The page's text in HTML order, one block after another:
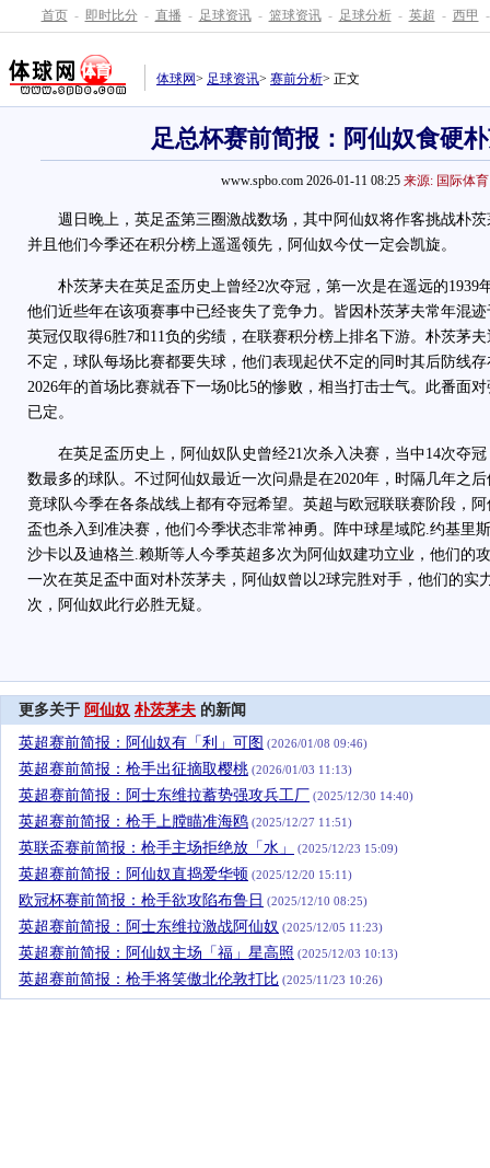
首页 - 即时比分 - 直播 - 足球资讯 - 篮球资讯 - 足球分析 - 英超 - 西甲 -
体球网> 足球资讯> 赛前分析> 正文
足总杯赛前简报：阿仙奴食硬
www.spbo.com 2026-01-11 08:25 来源: 国际体育
週日晚上，英足盃第三圈激战数场，其中阿仙奴将作客挑战朴茨
并且他们今季还在积分榜上遥遥领先，阿仙奴今仗一定会凯旋。
朴茨茅夫在英足盃历史上曾经2次夺冠，第一次是在遥远的1939
他们近些年在该项赛事中已经丧失了竞争力。皆因朴茨茅夫常年混
英冠仅取得6胜7和11负的劣绩，在联赛积分榜上排名下游。朴茨茅
不定，球队每场比赛都要失球，他们表现起伏不定的同时其后防线
2026年的首场比赛就吞下一场0比5的惨败，相当打击士气。此番面
已定。
在英足盃历史上，阿仙奴队史曾经21次杀入决赛，当中14次夺冠
数最多的球队。不过阿仙奴最近一次问鼎是在2020年，时隔几年之
竟球队今季在各条战线上都有夺冠希望。英超与欧冠联联赛阶段，
盃也杀入到准决赛，他们今季状态非常神勇。阵中球星域陀.约基里
沙卡以及迪格兰.赖斯等人今季英超多次为阿仙奴建功立业，他们的
一次在英足盃中面对朴茨茅夫，阿仙奴曾以2球完胜对手，他们的实
次，阿仙奴此行必胜无疑。
更多关于 阿仙奴 朴茨茅夫 的新闻
英超赛前简报：阿仙奴有「利」可图 (2026/01/08 09:46)
英超赛前简报：枪手出征摘取樱桃 (2026/01/03 11:13)
英超赛前简报：阿士东维拉蓄势强攻兵工厂 (2025/12/30 14:40)
英超赛前简报：枪手上膛瞄准海鸥 (2025/12/27 11:51)
英联盃赛前简报：枪手主场拒绝放「水」 (2025/12/23 15:09)
英超赛前简报：阿仙奴直捣爱华顿 (2025/12/20 15:11)
欧冠杯赛前简报：枪手欲攻陷布鲁日 (2025/12/10 08:25)
英超赛前简报：阿士东维拉激战阿仙奴 (2025/12/05 11:23)
英超赛前简报：阿仙奴主场「福」星高照 (2025/12/03 10:13)
英超赛前简报：枪手将笑傲北伦敦打比 (2025/11/23 10:26)